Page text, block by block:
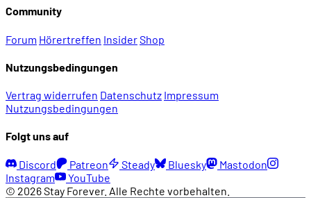
Community
Forum Hörertreffen InsiderShop
Nutzungsbedingungen
Vertrag widerrufen Datenschutz Impressum
Nutzungsbedingungen
Folgt uns auf
Discord Patreon Steady Bluesky
Mastodon
Instagram
YouTube
© 2026 Stay Forever. Alle Rechte vorbehalten.